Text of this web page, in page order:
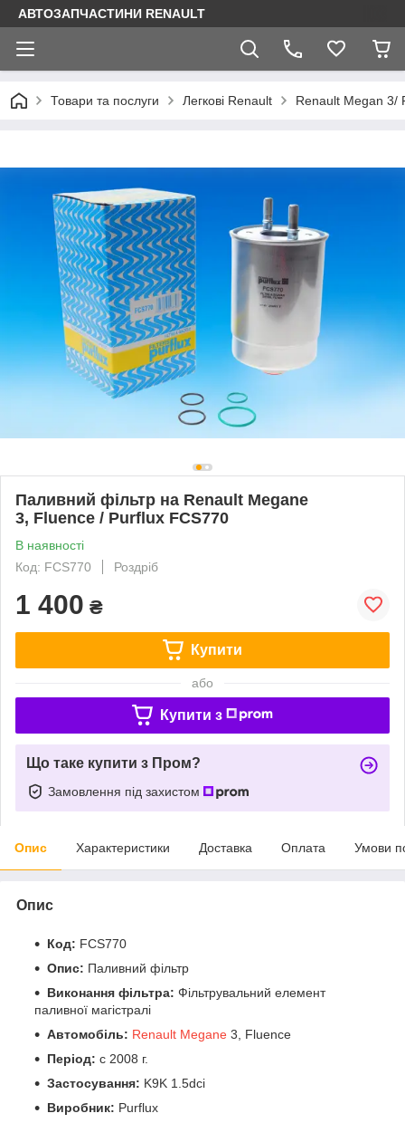
АВТОЗАПЧАСТИНИ RENAULT
Товари та послуги Легкові Renault Renault Megan 3/
Паливний фільтр на Renault Megane
3, Fluence / Purflux FCS770
В наявності
Код: FCS770
Роздріб
1 400 ₴
Купити
або
Купити з
Що таке купити з Пром?
Замовлення під захистом
Опис Характеристики Доставка Оплата Умови
Опис
Код: FCS770
Опис: Паливний фільтр
Виконання фільтра: Фільтрувальний елемент
паливної магістралі
Автомобіль: Renault Megane 3, Fluence
Період: c 2008 г.
Застосування: K9K 1.5dci
Виробник: Purflux